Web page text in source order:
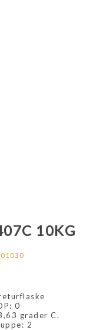
10KG
0
grader C.
2